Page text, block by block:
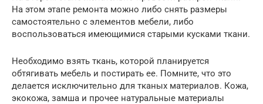
На этом этапе ремонта можно либо снять размеры
самостоятельно с элементов мебели, либо
воспользоваться имеющимися старыми кусками ткани.
Необходимо взять ткань, которой планируется
обтягивать мебель и постирать ее. Помните, что это
делается исключительно для тканых материалов. Кожа,
экокожа, замша и прочее натуральные материалы